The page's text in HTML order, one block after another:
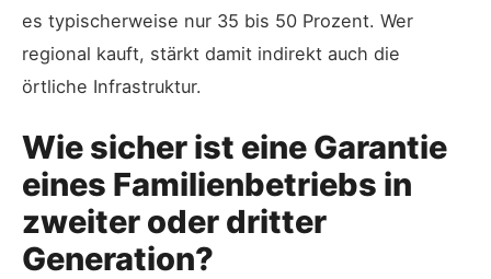
es typischerweise nur 35 bis 50 Prozent. Wer
regional kauft, stärkt damit indirekt auch die
örtliche Infrastruktur.
Wie sicher ist eine Garantie
eines Familienbetriebs in
zweiter oder dritter
Generation?